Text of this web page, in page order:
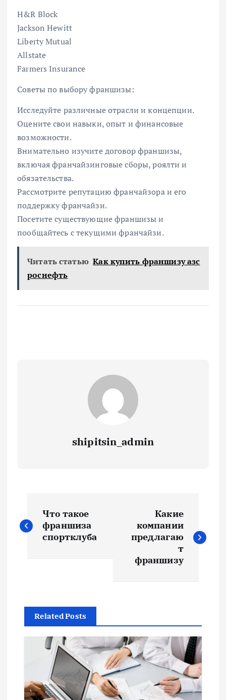
H&R Block
Jackson Hewitt
Liberty Mutual
Allstate
Farmers Insurance
Советы по выбору франшизы:
Исследуйте различные отрасли и концепции.
Оцените свои навыки, опыт и финансовые
возможности.
Внимательно изучите договор франшизы,
включая франчайзинговые сборы, роялти и
обязательства.
Рассмотрите репутацию франчайзора и его
поддержку франчайзи.
Посетите существующие франшизы и
пообщайтесь с текущими франчайзи.
Читать статью Как купить франшизу азс
роснефть
shipitsin_admin
а
г
а
и
Что такое
франшиза
спортклуба
Какие
компании
предлагаю
т
франшизу
Related Posts